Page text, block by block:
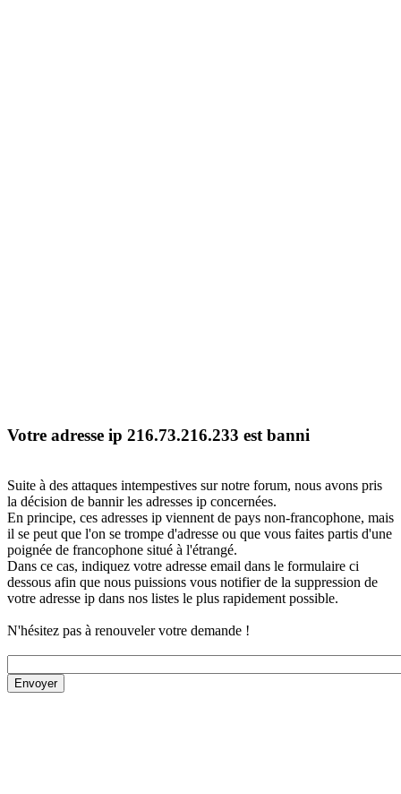
Votre adresse ip 216.73.216.233 est banni
Suite à des attaques intempestives sur notre forum, nous avons pris
la décision de bannir les adresses ip concernées.
En principe, ces adresses ip viennent de pays non-francophone, mais
il se peut que l'on se trompe d'adresse ou que vous faites partis d'une
poignée de francophone situé à l'étrangé.
Dans ce cas, indiquez votre adresse email dans le formulaire ci
dessous afin que nous puissions vous notifier de la suppression de
votre adresse ip dans nos listes le plus rapidement possible.
N'hésitez pas à renouveler votre demande !